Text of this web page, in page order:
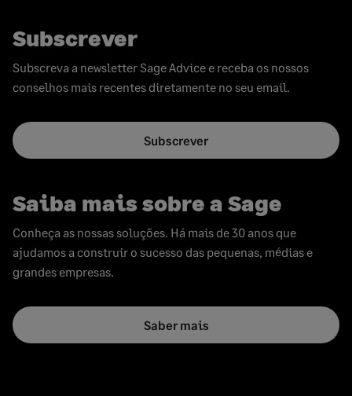
Subscrever
Subscreva a newsletter Sage Advice e receba os nossos
conselhos mais recentes diretamente no seu email.
Subscrever
Saiba mais sobre a Sage
Conheça as nossas soluções. Há mais de 30 anos que
ajudamos a construir o sucesso das pequenas, médias e
grandes empresas.
Saber mais